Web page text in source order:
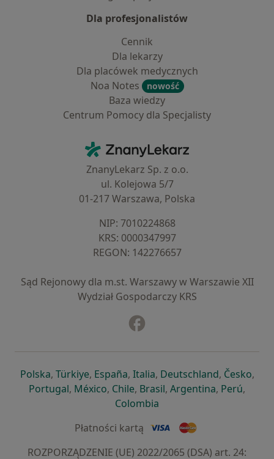
Dla profesjonalistów
Cennik
Dla lekarzy
Dla placówek medycznych
Noa Notes
nowość
Baza wiedzy
Centrum Pomocy dla Specjalisty
ZnanyLekarz - Strona główna
ZnanyLekarz Sp. z o.o.
ul. Kolejowa 5/7
01-217 Warszawa, Polska
NIP: ⁠7010224868
KRS: ⁠0000347997
REGON: ⁠142276657
Sąd Rejonowy dla m.st. Warszawy w Warszawie XII
Wydział Gospodarczy KRS
Polskaotwiera się w nowej karcie
, Türkiyeotwiera się w nowej karcie
, Españaotwiera się w nowej karcie
, Italiaotwiera się w nowej
, Deutschlandotwiera się
, Česko,
Portugalotwiera się w nowej karcie
, Méxicootwiera się w nowej karcie
, Chileotwiera się w nowej karcie
, Brasilotwiera się w nowej
, Argentinaotwiera się
, Perú,
Colombia
Płatności kartą
ROZPORZĄDZENIE (UE) 2022/2065 (DSA) art. 24: